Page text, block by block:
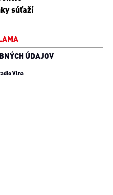
súťaží
ÚDAJOV
Vlna